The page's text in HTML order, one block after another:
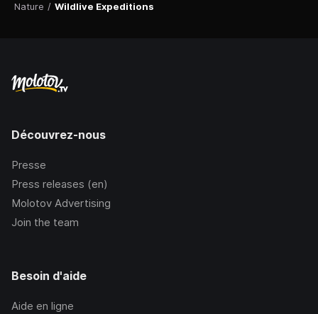
Nature / Wildlive Expeditions
Découvrez-nous
Presse
Press releases (en)
Molotov Advertising
Join the team
Besoin d'aide
Aide en ligne